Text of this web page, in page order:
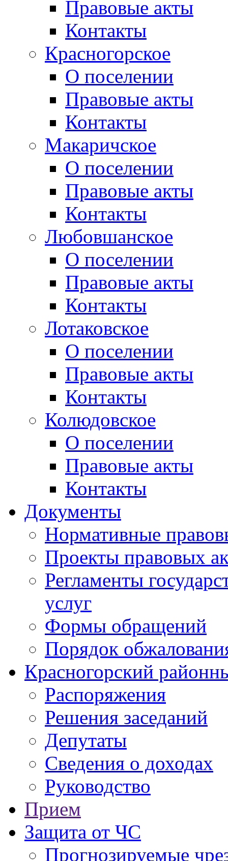
Правовые акты
Контакты
Красногорское
О поселении
Правовые акты
Контакты
Макаричское
О поселении
Правовые акты
Контакты
Любовшанское
О поселении
Правовые акты
Контакты
Лотаковское
О поселении
Правовые акты
Контакты
Колюдовское
О поселении
Правовые акты
Контакты
Документы
Нормативные
Проекты правовых
Регламенты
услуг
Формы обращений
Порядок
Красногорский
Распоряжения
Решения заседаний
Депутаты
Сведения о доходах
Руководство
Прием
Защита от ЧС
Прогнозируемые